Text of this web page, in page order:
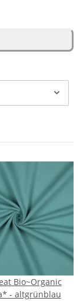
Bio~Organic
- altgrünblau